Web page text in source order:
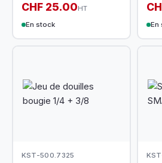
CHF 25.00HT
En stock
En
KST-500.7325